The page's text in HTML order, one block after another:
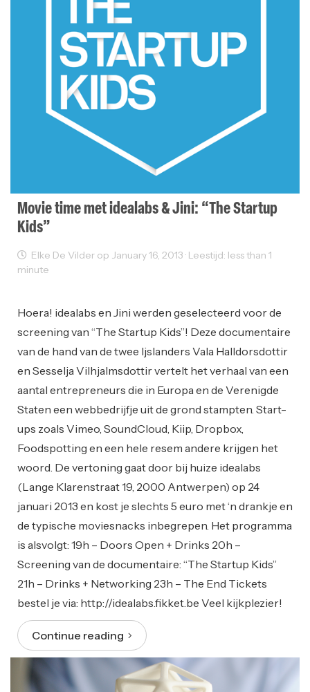
Movie time met idealabs & Jini: “The Startup
Kids”
Elke De Vilder op January 16, 2013 · Leestijd: less than 1
minute
Hoera! idealabs en Jini werden geselecteerd voor de
screening van “The Startup Kids”! Deze documentaire
van de hand van de twee Ijslanders Vala Halldorsdottir
en Sesselja Vilhjalmsdottir vertelt het verhaal van een
aantal entrepreneurs die in Europa en de Verenigde
Staten een webbedrijfje uit de grond stampten. Start-
ups zoals Vimeo, SoundCloud, Kiip, Dropbox,
Foodspotting en een hele resem andere krijgen het
woord. De vertoning gaat door bij huize idealabs
(Lange Klarenstraat 19, 2000 Antwerpen) op 24
januari 2013 en kost je slechts 5 euro met ‘n drankje en
de typische moviesnacks inbegrepen. Het programma
is alsvolgt: 19h – Doors Open + Drinks 20h –
Screening van de documentaire: “The Startup Kids”
21h – Drinks + Networking 23h – The End Tickets
bestel je via: http://idealabs.fikket.be Veel kijkplezier!
Continue reading